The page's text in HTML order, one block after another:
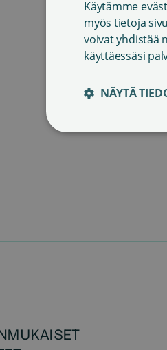
Käytämme
myös tietoja
voivat yhdistää
käyttäessäsi
NÄYTÄ